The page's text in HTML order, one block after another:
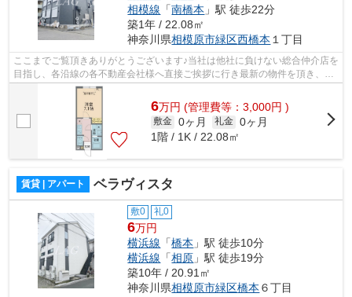
相模線 「南橋本 」駅 徒歩22分
築1年 / 22.08㎡
神奈川県相模原市緑区西橋本 １丁目
ここまでご覧頂きありがとうございます♪当社は他社に負けない総合仲介店を
目指し、各沿線の各不動産会社様へ直接ご挨拶に行き最新の物件を頂き、お
客様へ提供しております！最新の情報...
6万円 (管理費等：3,000円 )
敷金 0ヶ月 礼金 0ヶ月
1階 / 1K / 22.08㎡
賃貸 | アパート ベラヴィスタ
敷0 礼0
6万円
横浜線 「橋本 」駅 徒歩10分
横浜線 「相原 」駅 徒歩19分
築10年 / 20.91㎡
神奈川県相模原市緑区橋本 ６丁目